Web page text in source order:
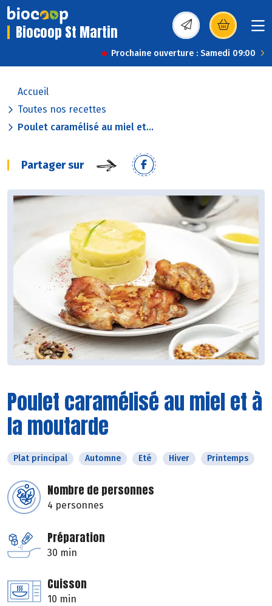
Biocoop St Martin (s’ouvre dans une
Prochaine ouverture : Samedi 09:00
Accueil
Toutes nos recettes
Poulet caramélisé au miel et...
Partager sur
Poulet caramélisé au miel et à
la moutarde
Plat principal Automne Eté Hiver Printemps
Nombre de personnes
4 personnes
Préparation
30 min
Cuisson
10 min